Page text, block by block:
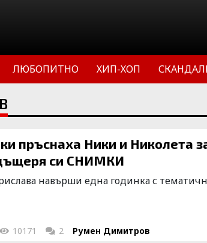
ЛЮБОПИТНО ХИП-ХОП
пръснаха Ники и Николета
си СНИМКИ
навърши една годинка с
10171 2 Румен Димитров